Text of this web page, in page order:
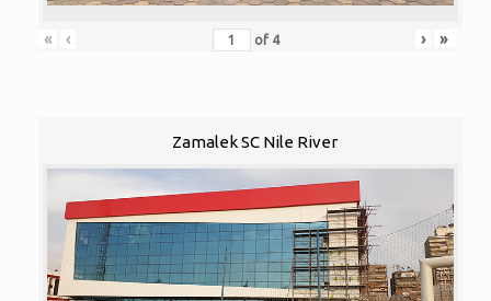
« ‹ of 4 › »
Zamalek SC Nile River